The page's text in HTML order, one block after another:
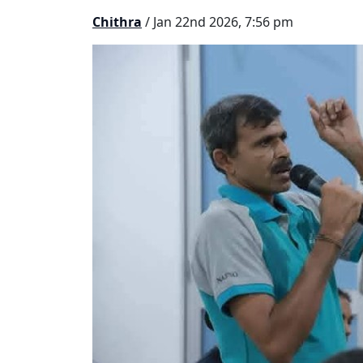
Chithra / Jan 22nd 2026, 7:56 pm